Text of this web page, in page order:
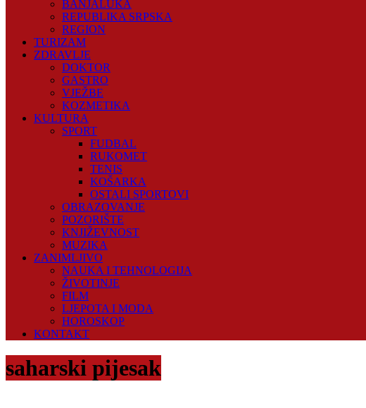
BANJALUKA
REPUBLIKA SRPSKA
REGION
TURIZAM
ZDRAVLJE
DOKTOR
GASTRO
VJEŽBE
KOZMETIKA
KULTURA
SPORT
FUDBAL
RUKOMET
TENIS
KOŠARKA
OSTALI SPORTOVI
OBRAZOVANJE
POZORIŠTE
KNJIŽEVNOST
MUZIKA
ZANIMLJIVO
NAUKA I TEHNOLOGIJA
ŽIVOTINJE
FILM
LJEPOTA I MODA
HOROSKOP
KONTAKT
saharski pijesak